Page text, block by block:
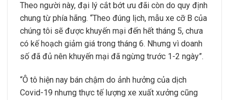
Theo người này, đại lý cắt bớt ưu đãi còn do quy định
chung từ phía hãng. “Theo đúng lịch, mẫu xe cỡ B của
chúng tôi sẽ được khuyến mại đến hết tháng 5, chưa
có kế hoạch giảm giá trong tháng 6. Nhưng vì doanh
số đã đủ nên khuyến mại đã ngừng trước 1-2 ngày”.
“Ô tô hiện nay bán chậm do ảnh hưởng của dịch
Covid-19 nhưng thực tế lượng xe xuất xưởng cũng